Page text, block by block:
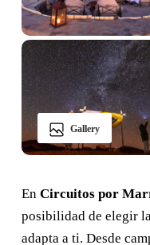
Gallery
En Circuitos por
posibilidad de elegir
adapta a ti. Desde